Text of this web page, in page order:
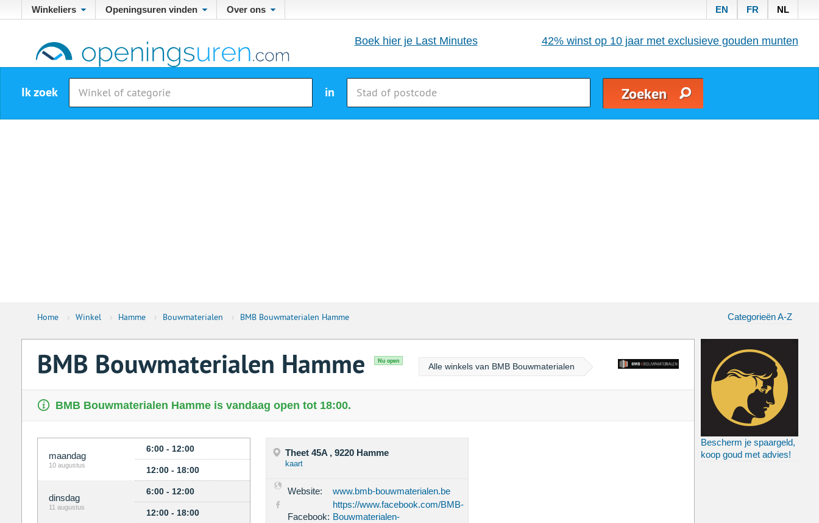
Winkeliers Openingsuren vinden Over ons EN FR NL
Boek hier je Last Minutes 42% winst op 10 jaar met exclusieve gouden munten
Ik zoek in
Home › Winkel › Hamme › Bouwmaterialen › BMB Bouwmaterialen Hamme Categorieën A-Z
Bescherm je spaargeld,
koop goud met advies!
BMB Bouwmaterialen Hamme Nu open
Alle winkels van BMB Bouwmaterialen
BMB Bouwmaterialen Hamme is vandaag open tot 18:00.
maandag
10 augustus
6:00 - 12:00
12:00 - 18:00
dinsdag
11 augustus
6:00 - 12:00
12:00 - 18:00
Theet 45A , 9220 Hamme
kaart
Website: www.bmb-bouwmaterialen.be
Facebook:
https://www.facebook.com/BMB-
Bouwmaterialen-